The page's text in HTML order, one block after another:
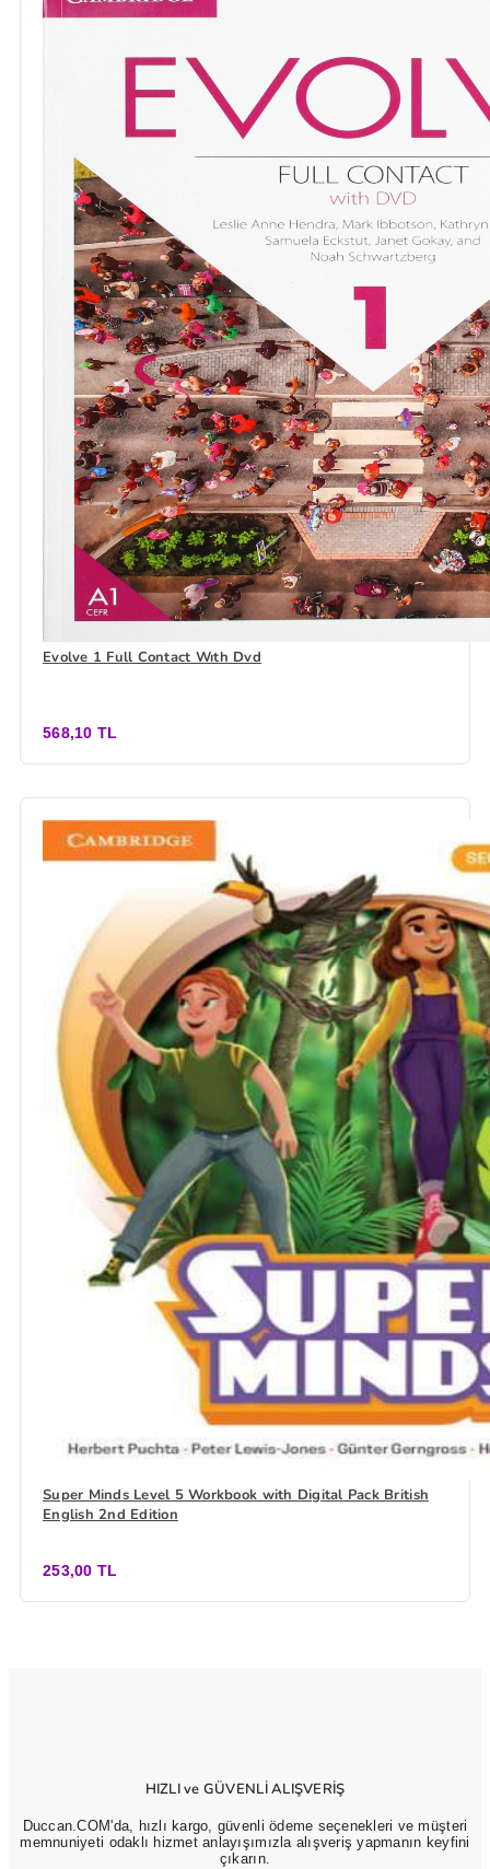
Evolve 1 Full Contact Wıth Dvd
568,10 TL
Super Minds Level 5 Workbook with Digital Pack British
English 2nd Edition
253,00 TL
HIZLI ve GÜVENLİ ALIŞVERİŞ
Duccan.COM'da, hızlı kargo, güvenli ödeme seçenekleri ve müşteri
memnuniyeti odaklı hizmet anlayışımızla alışveriş yapmanın keyfini
çıkarın.